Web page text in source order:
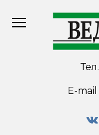
Тел.
E-mail